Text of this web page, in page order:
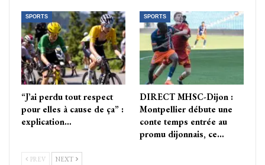
SPORTS
“J’ai perdu tout respect
pour elles à cause de ça” :
explication…
SPORTS
DIRECT MHSC-Dijon :
Montpellier débute une
conte temps entrée au
promu dijonnais, ce…
PREV NEXT